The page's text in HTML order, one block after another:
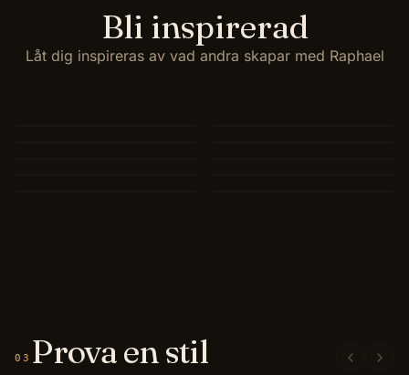
Bli inspirerad
Låt dig inspireras av vad andra skapar med Raphael
03 Prova en stil